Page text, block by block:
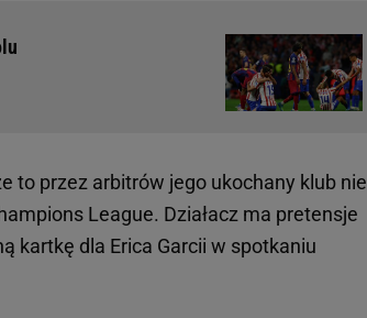
to przez arbitrów jego ukochany klub nie
League. Działacz ma pretensje
kartkę dla Erica Garcii w spotkaniu